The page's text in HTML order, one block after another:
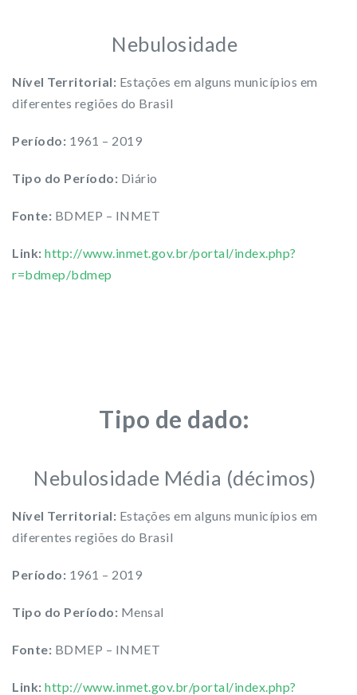
Nebulosidade
Nível Territorial: Estações em alguns municípios em
diferentes regiões do Brasil
Período: 1961 – 2019
Tipo do Período: Diário
Fonte: BDMEP – INMET
Link: http://www.inmet.gov.br/portal/index.php?
r=bdmep/bdmep
Tipo de dado:
Nebulosidade Média (décimos)
Nível Territorial: Estações em alguns municípios em
diferentes regiões do Brasil
Período: 1961 – 2019
Tipo do Período: Mensal
Fonte: BDMEP – INMET
Link: http://www.inmet.gov.br/portal/index.php?